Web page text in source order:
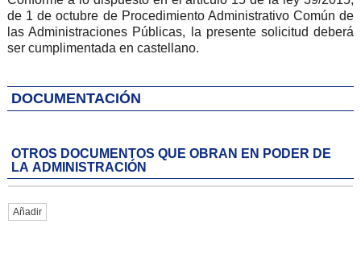
de 1 de octubre de Procedimiento Administrativo Común de
las Administraciones Públicas, la presente solicitud deberá
ser cumplimentada en castellano.
DOCUMENTACIÓN
OTROS DOCUMENTOS QUE OBRAN EN PODER DE
LA ADMINISTRACIÓN
Añadir